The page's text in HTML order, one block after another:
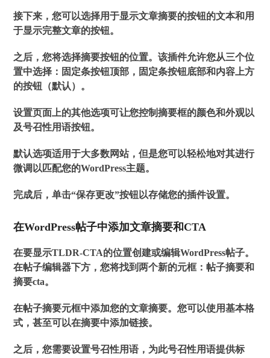
接下来，您可以选择用于显示文章摘要的按钮的文本和用
于显示完整文章的按钮。
之后，您将选择摘要按钮的位置。该插件允许您从三个位
置中选择：固定条按钮顶部，固定条按钮底部和内容上方
的按钮（默认）。
设置页面上的其他选项可让您控制摘要框的颜色和外观以
及号召性用语按钮。
默认选项适用于大多数网站，但是您可以轻松地对其进行
微调以匹配您的WordPress主题。
完成后，单击“保存更改”按钮以存储您的插件设置。
在WordPress帖子中添加文章摘要和CTA
在要显示TLDR-CTA的位置创建或编辑WordPress帖子。
在帖子编辑器下方，您将找到两个新的元框：帖子摘要和
摘要cta。
在帖子摘要元框中添加您的文章摘要。您可以使用基本格
式，甚至可以在摘要中添加链接。
之后，您需要设置号召性用语，为此号召性用语提供标